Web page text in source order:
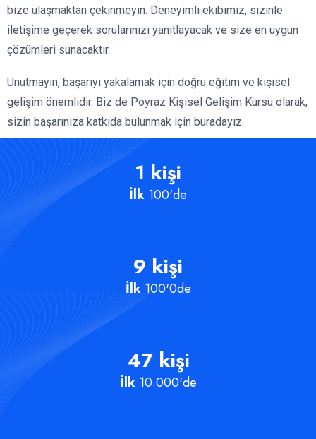
bize ulaşmaktan çekinmeyin. Deneyimli ekibimiz, sizinle
iletişime geçerek sorularınızı yanıtlayacak ve size en uygun
çözümleri sunacaktır.
Unutmayın, başarıyı yakalamak için doğru eğitim ve kişisel
gelişim önemlidir. Biz de Poyraz Kişisel Gelişim Kursu olarak,
sizin başarınıza katkıda bulunmak için buradayız.
1 kişi
İlk 100'de
9 kişi
İlk100'0de
47kişi
İlk10.000'de